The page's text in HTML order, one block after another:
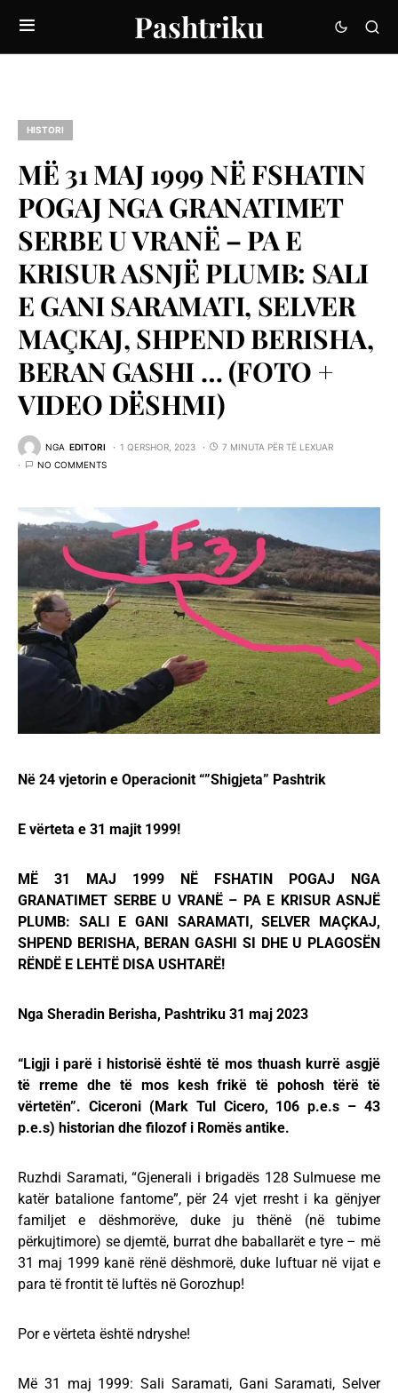
Pashtriku
HISTORI
MË 31 MAJ 1999 NË FSHATIN
POGAJ NGA GRANATIMET
SERBE U VRANË – PA E
KRISUR ASNJË PLUMB: SALI
E GANI SARAMATI, SELVER
MAÇKAJ, SHPEND BERISHA,
BERAN GASHI … (FOTO +
VIDEO DËSHMI)
NGA EDITORI 1 QERSHOR, 2023
7 MINUTA PËR TË LEXUAR
NO COMMENTS
Në 24 vjetorin e Operacionit “”Shigjeta” Pashtrik
E vërteta e 31 majit 1999!
MË 31 MAJ 1999 NË FSHATIN POGAJ NGA
GRANATIMET SERBE U VRANË – PA E KRISUR ASNJË
PLUMB: SALI E GANI SARAMATI, SELVER MAÇKAJ,
SHPEND BERISHA, BERAN GASHI SI DHE U PLAGOSËN
RËNDË E LEHTË DISA USHTARË!
Nga Sheradin Berisha, Pashtriku 31 maj 2023
“Ligji i parë i historisë është të mos thuash kurrë asgjë
të rreme dhe të mos kesh frikë të pohosh tërë të
vërtetën”. Ciceroni (Mark Tul Cicero, 106 p.e.s – 43
p.e.s) historian dhe filozof i Romës antike.
Ruzhdi Saramati, “Gjenerali i brigadës 128 Sulmuese me
katër batalione fantome”, për 24 vjet rresht i ka gënjyer
familjet e dëshmorëve, duke ju thënë (në tubime
përkujtimore) se djemtë, burrat dhe baballarët e tyre – më
31 maj 1999 kanë rënë dëshmorë, duke luftuar në vijat e
para të frontit të luftës në Gorozhup!
Por e vërteta është ndryshe!
Më 31 maj 1999: Sali Saramati, Gani Saramati, Selver